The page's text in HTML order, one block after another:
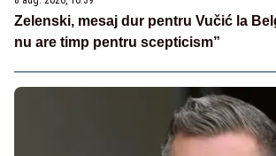
Zelenski, mesaj dur pentru Vučić la
nu are timp pentru scepticism”